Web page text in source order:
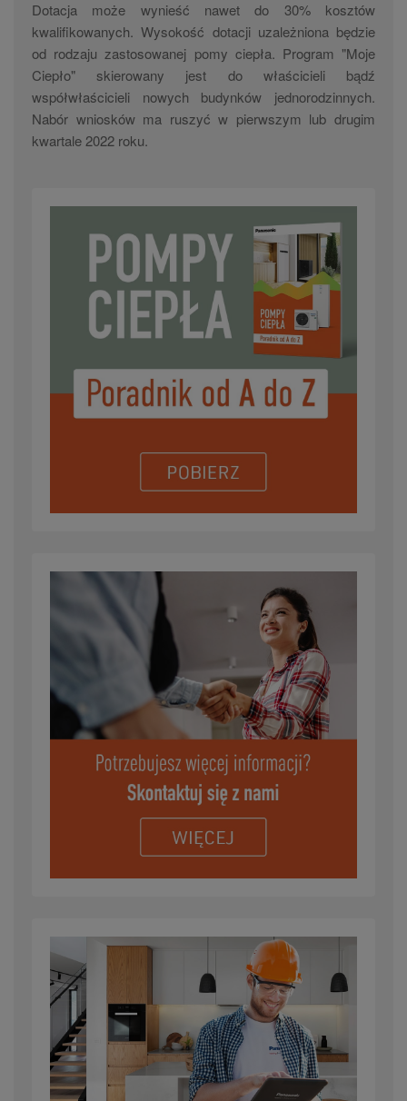
Dotacja może wynieść nawet do 30% kosztów
kwalifikowanych. Wysokość dotacji uzależniona będzie
od rodzaju zastosowanej pomy ciepła. Program "Moje
Ciepło" skierowany jest do właścicieli bądź
współwłaścicieli nowych budynków jednorodzinnych.
Nabór wniosków ma ruszyć w pierwszym lub drugim
kwartale 2022 roku.